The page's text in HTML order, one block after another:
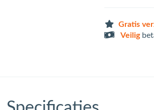
Gratis
Veilig